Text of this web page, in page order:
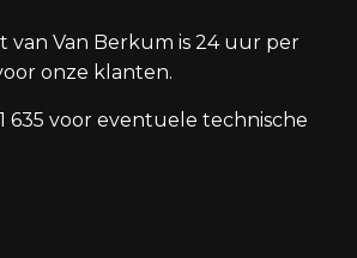
van Van Berkum is 24 uur per
onze klanten.
635 voor eventuele technische